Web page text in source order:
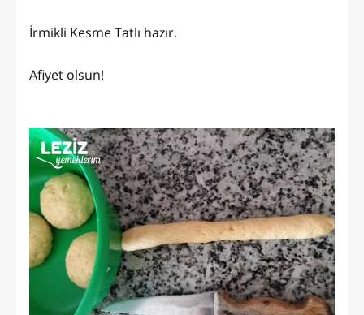
İrmikli Kesme Tatlı hazır.
Afiyet olsun!